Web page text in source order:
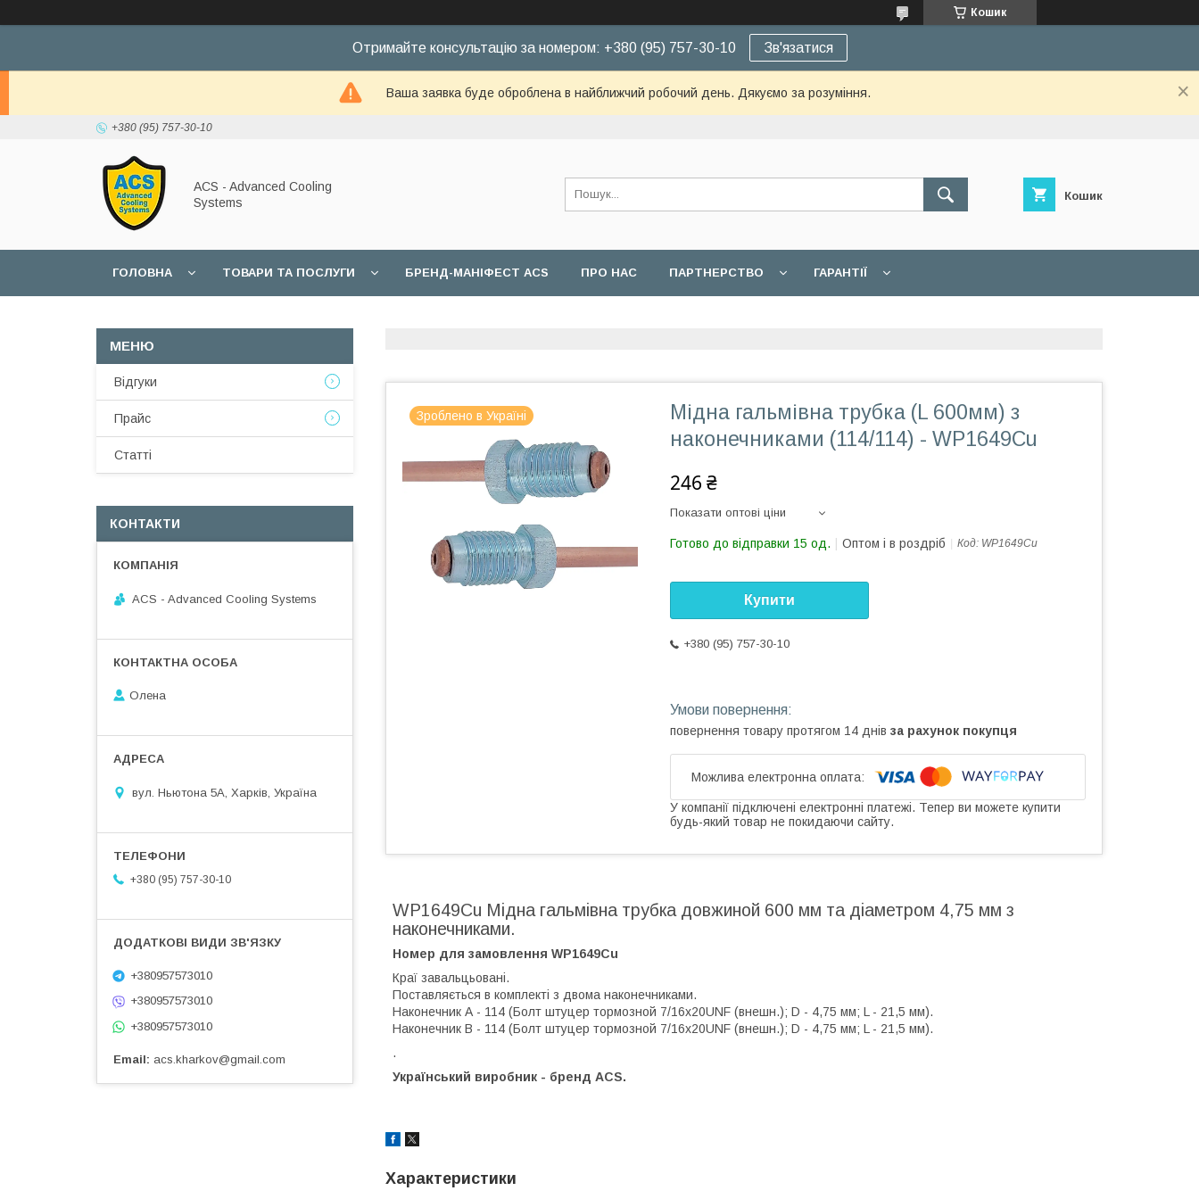
Кошик
Отримайте консультацію за номером: +380 (95) 757-30-10 Зв'язатися
Ваша заявка буде оброблена в найближчий робочий день. Дякуємо за розуміння.
+380 (95) 757-30-10
ACS - Advanced Cooling
Systems
Кошик
ГОЛОВНА ТОВАРИ ТА ПОСЛУГИ БРЕНД-МАНІФЕСТ ACS ПРО НАС ПАРТНЕРСТВО ГАРАНТІЇ
Зроблено в Україні
Мідна гальмівна трубка (L 600мм) з
наконечниками (114/114) - WP1649Cu
246 ₴
Показати оптові ціни
Готово до відправки 15 од. Оптом і в роздріб Код: WP1649Cu
Купити
+380 (95) 757-30-10
повернення товару протягом 14 днів за рахунок покупця
У компанії підключені електронні платежі. Тепер ви можете купити
будь-який товар не покидаючи сайту.
WP1649Cu Мідна гальмівна трубка довжиной 600 мм та діаметром 4,75 мм з
наконечниками.
Номер для замовлення WP1649Cu
Краї завальцьовані.
Поставляється в комплекті з двома наконечниками.
Наконечник А - 114 (Болт штуцер тормозной 7/16х20UNF (внешн.); D - 4,75 мм; L - 21,5 мм).
Наконечник В - 114 (Болт штуцер тормозной 7/16х20UNF (внешн.); D - 4,75 мм; L - 21,5 мм).
.
Український виробник - бренд ACS.
Характеристики
Відгуки
Прайс
Статті
КОНТАКТИ
ACS - Advanced Cooling Systems
Олена
вул. Ньютона 5А, Харків, Україна
+380 (95) 757-30-10
+380957573010
+380957573010
+380957573010
Email acs.kharkov@gmail.com